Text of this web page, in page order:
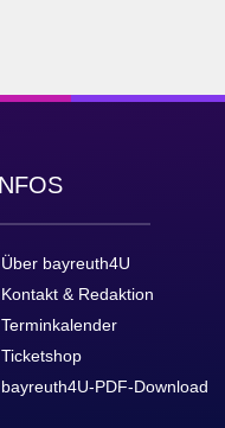
Über bayreuth4U
Kontakt & Redaktion
Terminkalender
Ticketshop
bayreuth4U-PDF-Download